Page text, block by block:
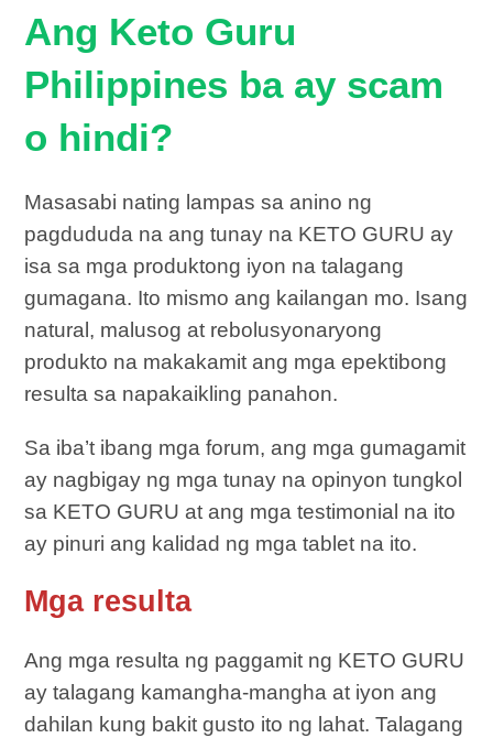
Ang Keto Guru
Philippines ba ay scam
o hindi?
Masasabi nating lampas sa anino ng
pagdududa na ang tunay na KETO GURU ay
isa sa mga produktong iyon na talagang
gumagana. Ito mismo ang kailangan mo. Isang
natural, malusog at rebolusyonaryong
produkto na makakamit ang mga epektibong
resulta sa napakaikling panahon.
Sa iba’t ibang mga forum, ang mga gumagamit
ay nagbigay ng mga tunay na opinyon tungkol
sa KETO GURU at ang mga testimonial na ito
ay pinuri ang kalidad ng mga tablet na ito.
Mga resulta
Ang mga resulta ng paggamit ng KETO GURU
ay talagang kamangha-mangha at iyon ang
dahilan kung bakit gusto ito ng lahat. Talagang